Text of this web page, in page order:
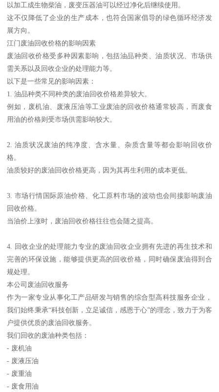
以加工成生物柴油，废变压器油可以经过净化后继续使用。
这不仅降低了企业的生产成本，也符合国家倡导的绿色循环经济发
展方向。
江门废油回收价格的影响因素
废油回收价格受多种因素影响，包括油品种类、油质状况、市场供
需关系以及回收企业的处理能力等。
以下是一些常见的影响因素：
1. 油品种类不同种类的废油回收价格差异较大。
例如，废机油、废液压油等工业废油的回收价格通常较高，而废食
用油的价格则受市场供需影响较大。
2. 油质状况废油的纯净度、含水量、杂质含量等都会影响回收价
格。
油质较好的废油回收价格更高，因为其再生利用的成本更低。
3. 市场行情国际原油价格、化工原料市场的波动也会间接影响废油
回收价格。
当油价上涨时，废油回收价格往往也会随之提高。
4. 回收企业的处理能力专业的废油回收企业拥有先进的再生技术和
完善的环保设施，能够提供更高的回收价格，同时确保废油得到合
规处理。
本公司废油回收服务
作为一家专业从事化工产品研发与销售的综合型高科技服务企业，
我们始终秉承“科技创新，立足诚信，感恩于心”的理念，致力于为客
户提供优质的废油回收服务。
我们回收的废油种类包括：
- 废机油
- 废液压油
- 废重油
- 废食用油